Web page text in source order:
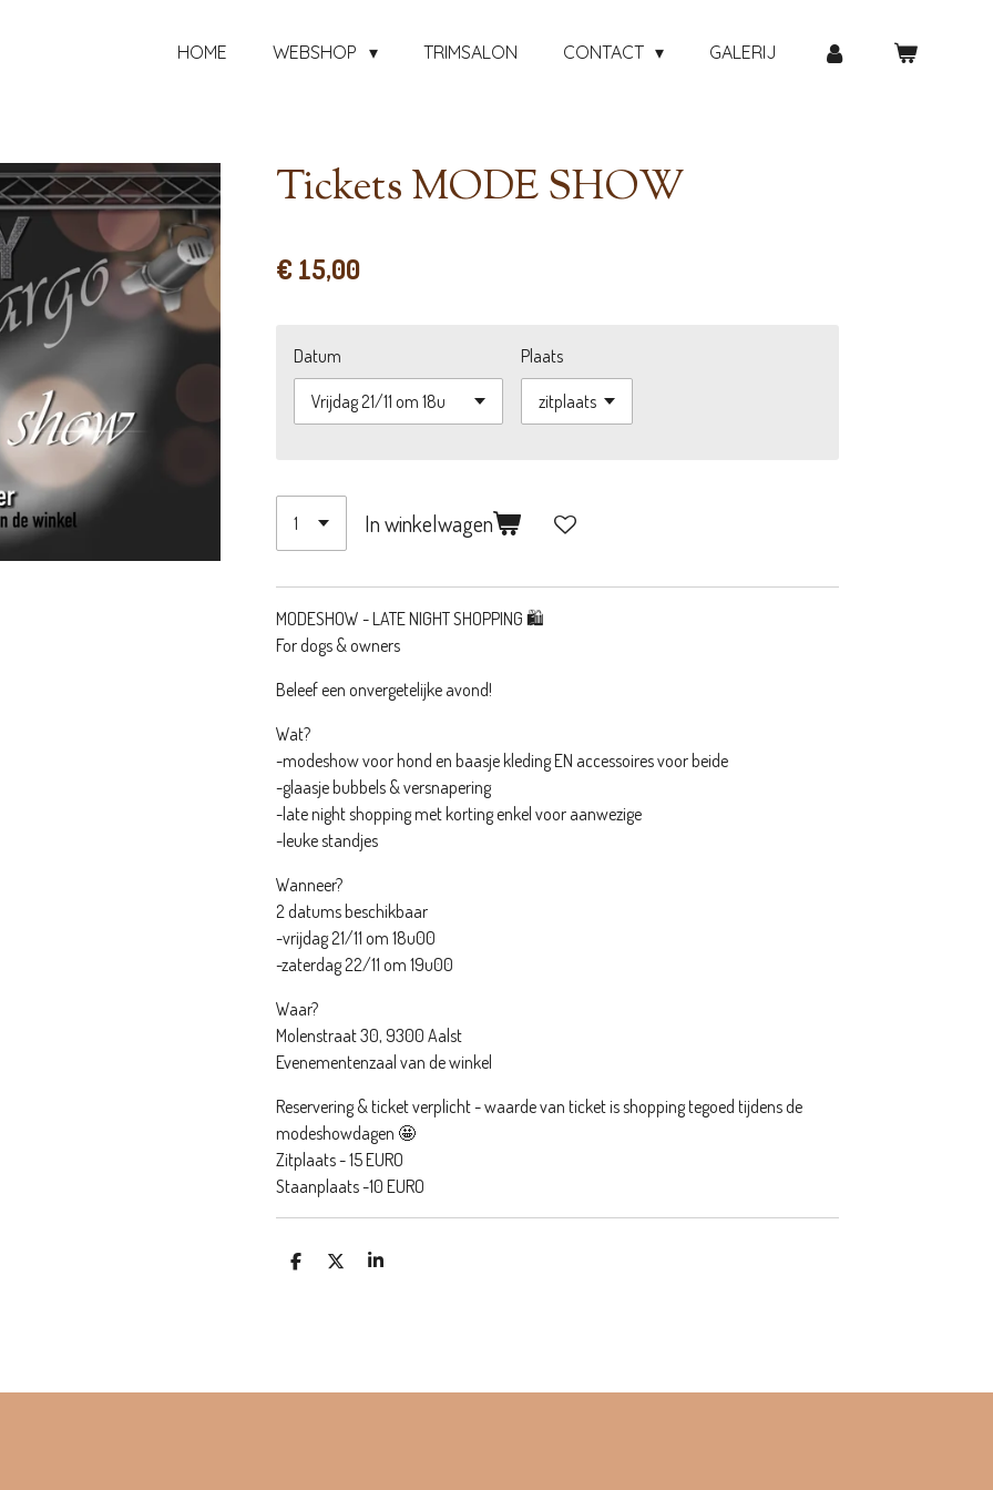
HOME WEBSHOP TRIMSALON CONTACT GALERIJ
Tickets MODE SHOW
€ 15,00
Datum Plaats
In winkelwagen
MODESHOW - LATE NIGHT SHOPPING 🛍️
For dogs & owners
Beleef een onvergetelijke avond!
Wat?
-modeshow voor hond en baasje kleding EN accessoires voor beide
-glaasje bubbels & versnapering
-late night shopping met korting enkel voor aanwezige
-leuke standjes
Wanneer?
2 datums beschikbaar
-vrijdag 21/11 om 18u00
-zaterdag 22/11 om 19u00
Waar?
Molenstraat 30, 9300 Aalst
Evenementenzaal van de winkel
Reservering & ticket verplicht - waarde van ticket is shopping tegoed tijdens de
modeshowdagen 🤩
Zitplaats - 15 EURO
Staanplaats -10 EURO
D
D
S